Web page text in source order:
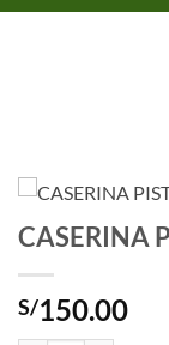
CASERINA
S/150.00